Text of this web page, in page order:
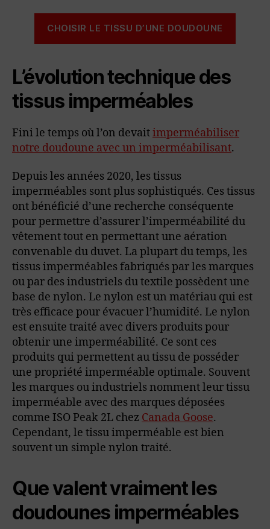
CHOISIR LE TISSU D’UNE DOUDOUNE
L’évolution technique des
tissus imperméables
Fini le temps où l’on devaitimperméabiliser
notre doudoune avec un imperméabilisant.
Depuis les années 2020, les tissus
imperméables sont plus sophistiqués. Ces tissus
ont bénéficié d’une recherche conséquente
pour permettre d’assurer l’imperméabilité du
vêtement tout en permettant une aération
convenable du duvet. La plupart du temps, les
tissus imperméables fabriqués par les marques
ou par des industriels du textile possèdent une
base de nylon. Le nylon est un matériau qui est
très efficace pour évacuer l’humidité. Le nylon
est ensuite traité avec divers produits pour
obtenir une imperméabilité. Ce sont ces
produits qui permettent au tissu de posséder
une propriété imperméable optimale. Souvent
les marques ou industriels nomment leur tissu
imperméable avec des marques déposées
comme ISO Peak 2L chez Canada Goose.
Cependant, le tissu imperméable est bien
souvent un simple nylon traité.
Que valent vraiment les
doudounes imperméables